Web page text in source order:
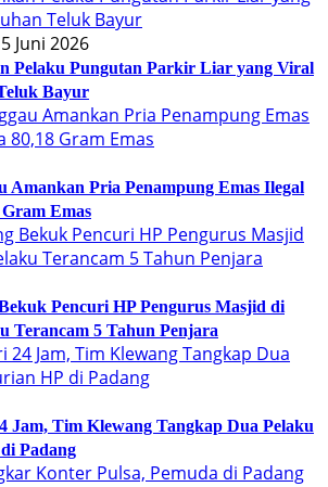
Juni 2026
Pelaku Pungutan Parkir Liar yang Viral
Bayur
Amankan Pria Penampung Emas Ilegal
Emas
Pencuri HP Pengurus Masjid di
Terancam 5 Tahun Penjara
Jam, Tim Klewang Tangkap Dua Pelaku
Padang